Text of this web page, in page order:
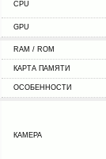
CPU
GPU
RAM / ROM
КАРТА ПАМЯТИ
ОСОБЕННОСТИ
КАМЕРА